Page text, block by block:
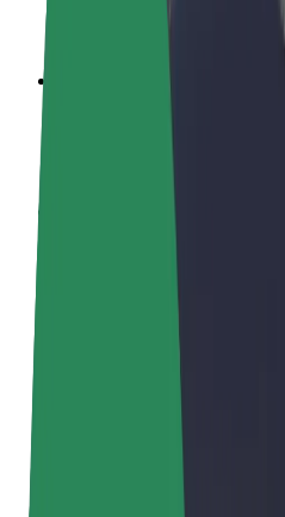
Als Flottenbesitzer:in
Füge deine Flotte zu Bolt
Bolt Produkte und Bolt
Allgemeine